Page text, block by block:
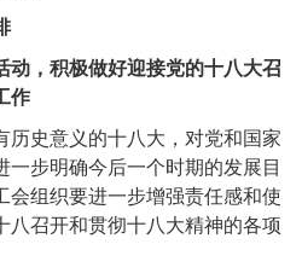
动，积极做好迎接党的十八大召
作
历史意义的十八大，对党和国家
步明确今后一个时期的发展目
会组织要进一步增强责任感和使
八召开和贯彻十八大精神的各项